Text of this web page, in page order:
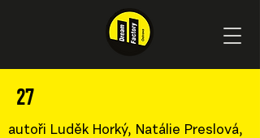
27
autoři Luděk Horký, Natálie Preslová,